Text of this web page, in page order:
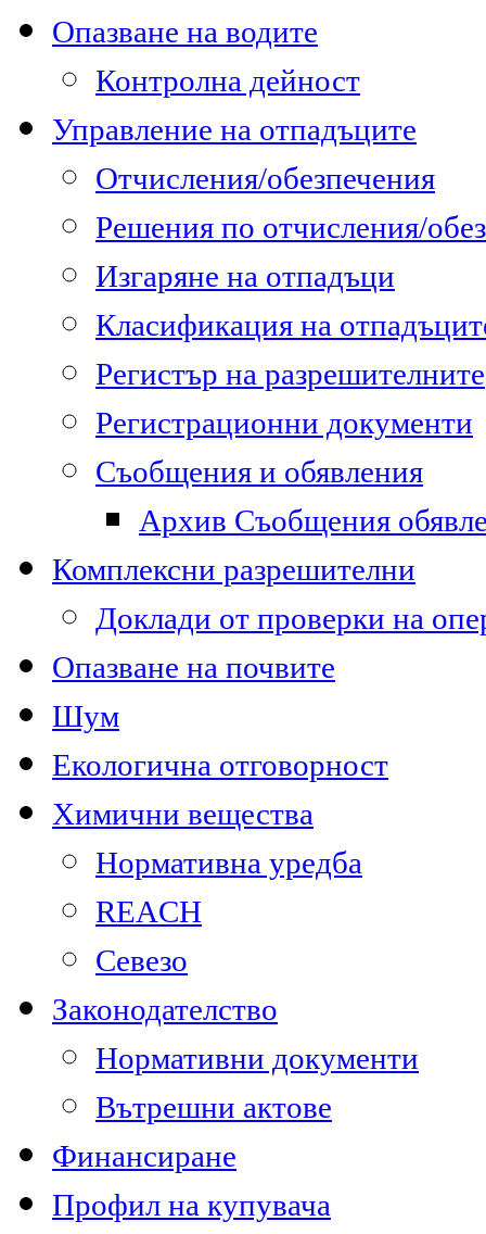
Опазване на водите
Контролна дейност
Управление на отпадъците
Отчисления/обезпечения
Решения по отчисления/
Изгаряне на отпадъци
Класификация на
Регистър на разрешителните
Регистрационни документи
Съобщения и обявления
Архив Съобщения
Комплексни разрешителни
Доклади от проверки на
Опазване на почвите
Шум
Екологична отговорност
Химични вещества
Нормативна уредба
REACH
Севезо
Законодателство
Нормативни документи
Вътрешни актове
Финансиране
Профил на купувача